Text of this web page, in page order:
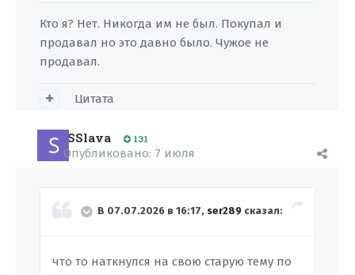
Кто я? Нет. Никогда им не был. Покупал и
продавал но это давно было. Чужое не
продавал.
Цитата
SSlava 131
Опубликовано: 7 июля
В 07.07.2026 в 16:17, ser289 сказал:
что то наткнулся на свою старую тему по